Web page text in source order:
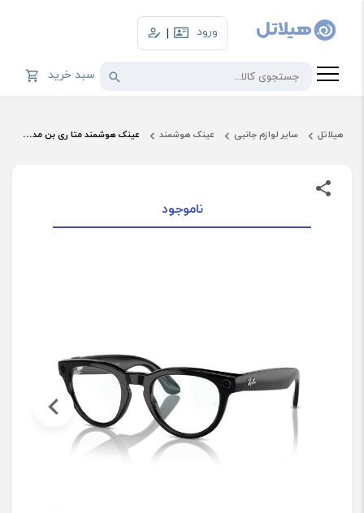
ورود |
سبد خرید
هیلاتل سایر لوازم جانبی عینک هوشمند عینک هوشمند متا ری بن مدل Meta HeadLiner نسل دوم
ناموجود